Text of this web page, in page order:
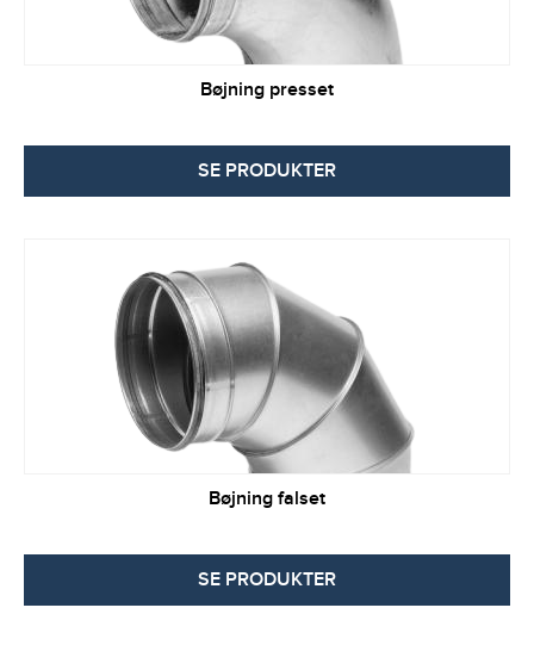
Bøjning presset
SE PRODUKTER
Bøjning falset
SE PRODUKTER